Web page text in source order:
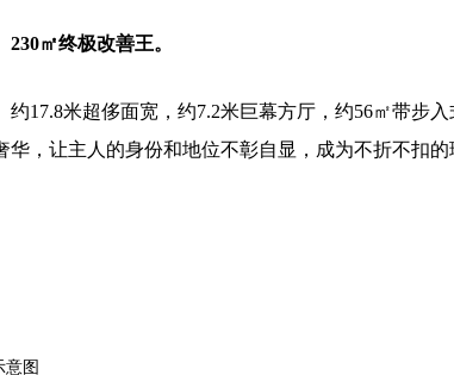
230㎡终极改善王。
约17.8米超侈面宽，约7.2米巨幕方厅，约56㎡带步
华，让主人的身份和地位不彰自显，成为不折不扣的
图